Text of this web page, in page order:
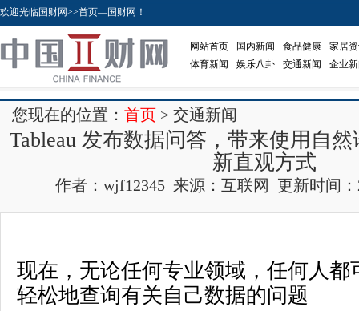
欢迎光临国财网>>首页—国财网！
网站首页 国内新闻 食品健康
家居
体育新闻
娱乐八卦 交通新闻 企业
您现在的位置： 首页 > 交通新闻
Tableau 发布数据问答，带来使用自
新直观方式
作者：wjf12345 来源：互联网 更新时间：
现在，无论任何专业领域，任何人都
轻松地查询有关自己数据的问题